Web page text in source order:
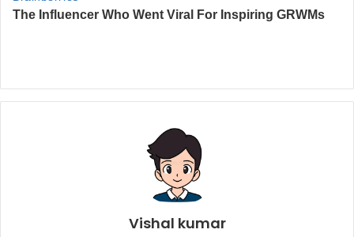
Vishal kumar